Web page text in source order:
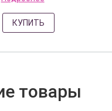
КУПИТЬ
товары